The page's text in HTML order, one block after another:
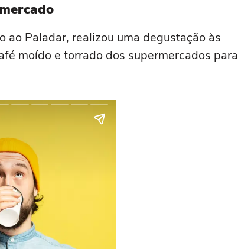
ao Paladar, realizou uma degustação às
moído e torrado dos supermercados para